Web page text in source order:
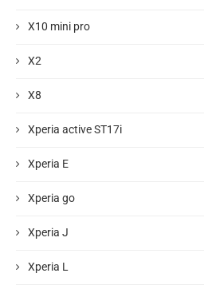
X10 mini pro
X2
X8
Xperia active ST17i
Xperia E
Xperia go
Xperia J
Xperia L